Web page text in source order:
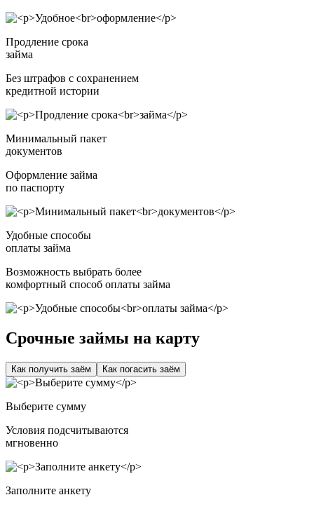
Продление срока
займа
Без штрафов с сохранением
кредитной истории
Минимальный пакет
документов
Оформление займа
по паспорту
Удобные способы
оплаты займа
Возможность выбрать более
комфортный способ оплаты займа
Срочные займы на карту
Как получить заём Как погасить заём
Выберите сумму
Условия подсчитываются
мгновенно
Заполните анкету